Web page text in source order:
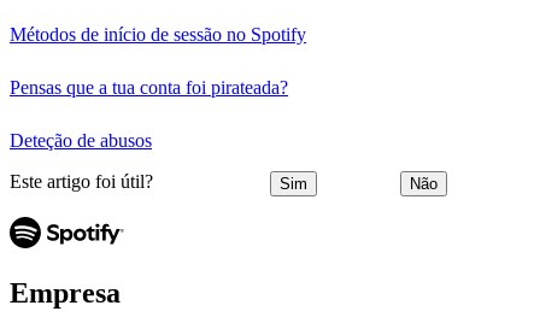
Métodos de início de sessão no Spotify
Pensas que a tua conta foi pirateada?
Deteção de abusos
Este artigo foi útil? Sim Não
Empresa